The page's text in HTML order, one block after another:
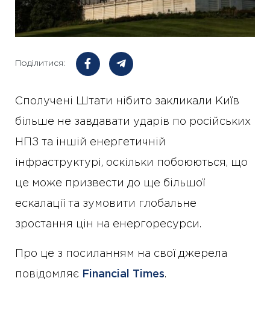
Поділитися:
Сполучені Штати нібито закликали Київ
більше не завдавати ударів по російських
НПЗ та іншій енергетичній
інфраструктурі, оскільки побоюються, що
це може призвести до ще більшої
ескалації та зумовити глобальне
зростання цін на енергоресурси.
Про це з посиланням на свої джерела
повідомляє Financial Times.